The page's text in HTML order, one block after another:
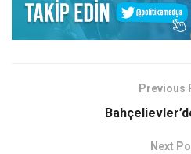
Previous
Next